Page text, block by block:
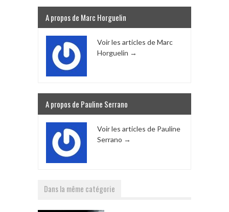
A propos de Marc Horguelin
Voir les articles de Marc
Horguelin →
A propos de Pauline Serrano
Voir les articles de Pauline
Serrano →
Dans la même catégorie